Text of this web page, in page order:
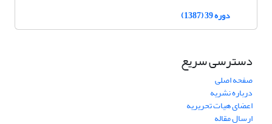
دوره 39 (1387)
دسترسی سریع
صفحه اصلی
درباره نشریه
اعضای هیات تحریریه
ارسال مقاله